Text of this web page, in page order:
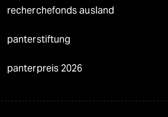
recherchefonds ausland
panterstiftung
panterpreis 2026